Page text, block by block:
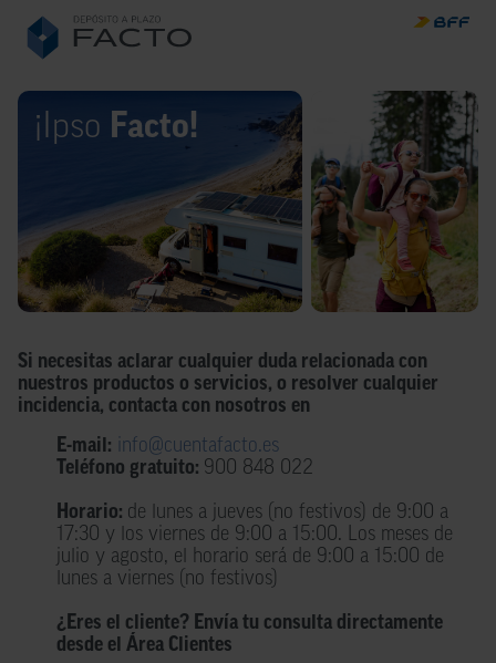
Depósito a plazo Facto BFF
¡Ipso Facto!
Si necesitas aclarar cualquier duda relacionada con
nuestros productos o servicios, o resolver cualquier
incidencia, contacta con nosotros en
E-mail: info@cuentafacto.es
Teléfono gratuito: 900 848 022
Horario: de lunes a jueves (no festivos) de 9:00 a
17:30 y los viernes de 9:00 a 15:00. Los meses de
julio y agosto, el horario será de 9:00 a 15:00 de
lunes a viernes (no festivos)
¿Eres el cliente? Envía tu consulta directamente
desde el Área Clientes